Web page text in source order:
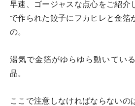
早速、ゴージャスな点心をご紹介
で作られた餃子にフカヒレと金箔
の。
湯気で金箔がゆらゆら動いてい
品。
ここで注意しなければならないの